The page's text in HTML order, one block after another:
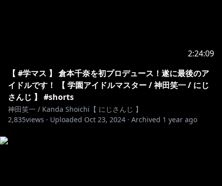
￣￣￣￣￣￣￣￣￣￣￣￣￣￣￣￣￣￣￣￣￣￣￣￣￣
￣￣￣￣￣￣￣￣
#ドンキーコングバナンザ #switch2
2:24:09
【 #学マス 】 倉本千奈を初プロデュース！遂に最後のア
イドルです！ 【 学園アイドルマスター / 神田笑一 / にじ
さんじ 】 #shorts
神田笑一 / Kanda Shoichi【 にじさんじ 】
2,835views · Uploaded Oct 23, 2024 · Archived 1 year ago